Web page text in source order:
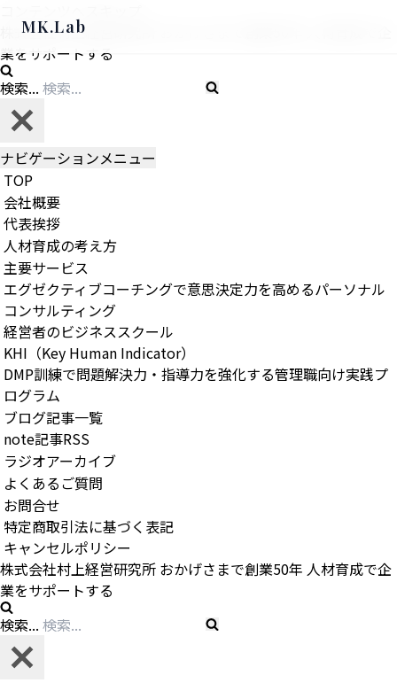
株式会社村上経営研究所
業をサポートする
検索...
ナビゲーションメニュー
TOP
会社概要
代表挨拶
人材育成の考え方
主要サービス
エグゼクティブコーチングで意思決定力を高めるパーソナル
コンサルティング
経営者のビジネススクール
KHI（Key Human Indicator）
DMP訓練で問題解決力・指導力を強化する管理職向け実践プ
ログラム
ブログ記事一覧
note記事RSS
ラジオアーカイブ
よくあるご質問
お問合せ
特定商取引法に基づく表記
キャンセルポリシー
株式会社村上経営研究所 おかげさまで創業50年 人材育成で企
業をサポートする
検索...
MK.Lab